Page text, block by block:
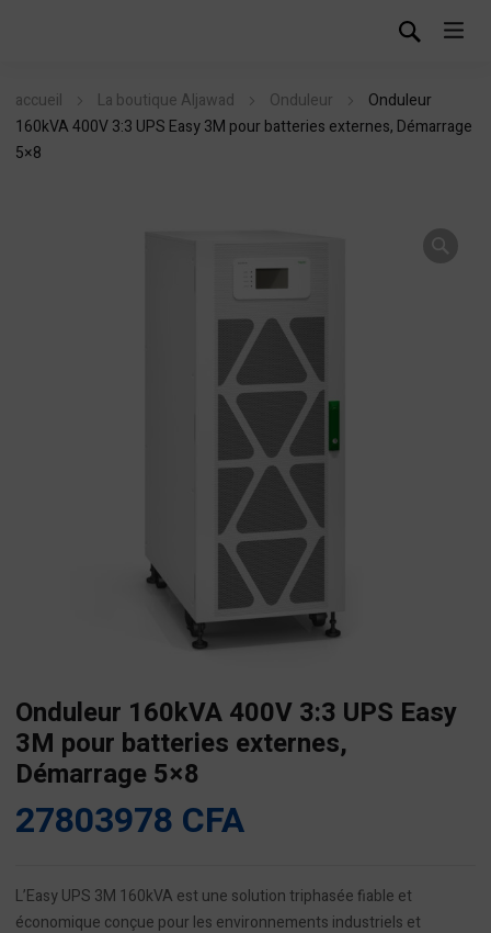
accueil La boutique Aljawad Onduleur
Onduleur
160kVA 400V 3:3 UPS Easy 3M pour batteries externes, Démarrage
5×8
Onduleur 160kVA 400V 3:3 UPS Easy
3M pour batteries externes,
Démarrage 5×8
27803978 CFA
L’Easy UPS 3M 160kVA est une solution triphasée fiable et
économique conçue pour les environnements industriels et